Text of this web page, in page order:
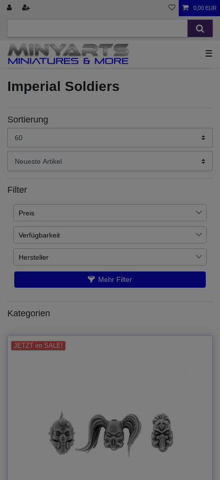
0,00 EUR
☰
Imperial Soldiers
Sortierung
Filter
Preis
€ ― €
Übernehmen
Verfügbarkeit
Auf Lager 9
Hersteller
Wargame Exclusive 9
Mehr Filter
Kategorien
JETZT im SALE!